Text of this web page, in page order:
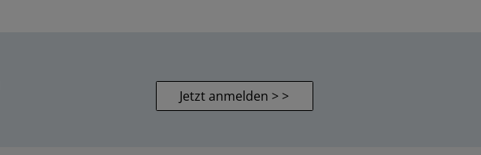
Jetzt anmelden > >